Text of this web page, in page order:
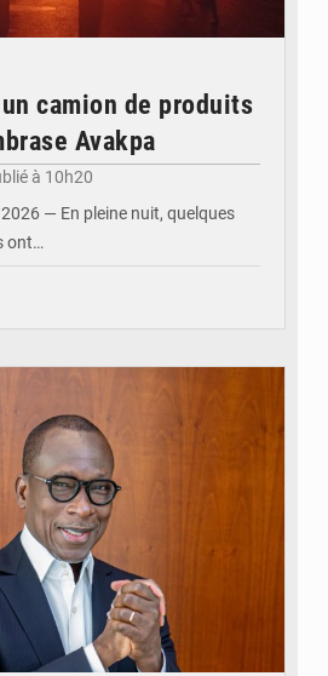
camion de produits
Avakpa
à 10h20
— En pleine nuit, quelques
ont…